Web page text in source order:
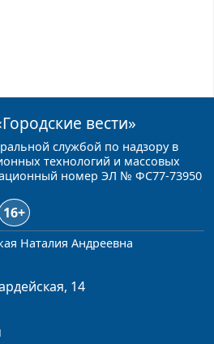
вести»
службой по надзору в
технологий и массовых
номер ЭЛ № ФС77-73950
16+
Наталия Андреевна
14